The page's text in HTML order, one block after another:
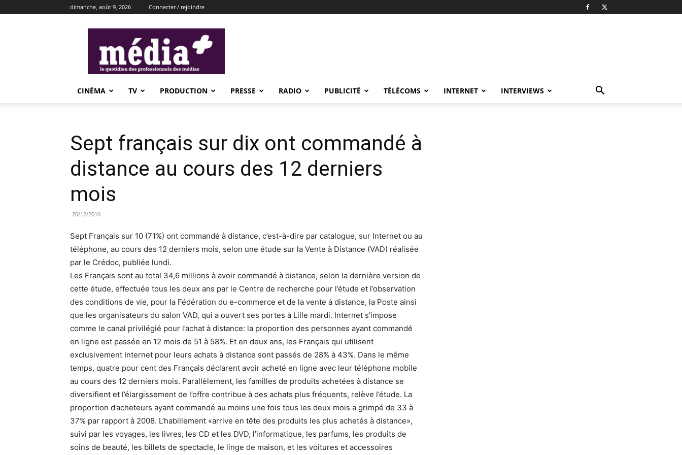
dimanche, août 9, 2026 Connecter / rejoindre
CINÉMA TV PRODUCTION PRESSE RADIO PUBLICITÉ TÉLÉCOMS INTERNET INTERVIEWS
Sept français sur dix ont commandé à
distance au cours des 12 derniers
mois
20/12/2010
Sept Français sur 10 (71%) ont commandé à distance, c’est-à-dire par catalogue, sur Internet ou au
téléphone, au cours des 12 derniers mois, selon une étude sur la Vente à Distance (VAD) réalisée
par le Crédoc, publiée lundi.
Les Français sont au total 34,6 millions à avoir commandé à distance, selon la dernière version de
cette étude, effectuée tous les deux ans par le Centre de recherche pour l’étude et l’observation
des conditions de vie, pour la Fédération du e-commerce et de la vente à distance, la Poste ainsi
que les organisateurs du salon VAD, qui a ouvert ses portes à Lille mardi. Internet s’impose
comme le canal privilégié pour l’achat à distance: la proportion des personnes ayant commandé
en ligne est passée en 12 mois de 51 à 58%. Et en deux ans, les Français qui utilisent
exclusivement Internet pour leurs achats à distance sont passés de 28% à 43%. Dans le même
temps, quatre pour cent des Français déclarent avoir acheté en ligne avec leur téléphone mobile
au cours des 12 derniers mois. Parallèlement, les familles de produits achetées à distance se
diversifient et l’élargissement de l’offre contribue à des achats plus fréquents, relève l’étude. La
proportion d’acheteurs ayant commandé au moins une fois tous les deux mois a grimpé de 33 à
37% par rapport à 2008. L’habillement «arrive en tête des produits les plus achetés à distance»,
suivi par les voyages, les livres, les CD et les DVD, l’informatique, les parfums, les produits de
soins de beauté, les billets de spectacle, le linge de maison, et les voitures et accessoires